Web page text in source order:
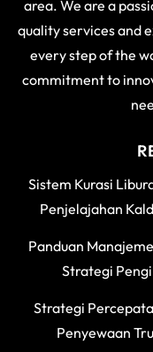
area. We are a
quality services and
every step of the
commitment to
Sistem Kurasi
Penjelajahan
Panduan
Strategi
Strategi
Penyewaan